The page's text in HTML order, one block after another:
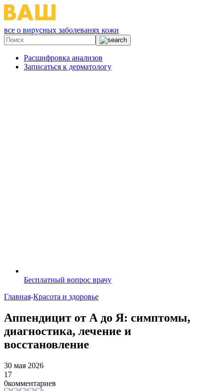
все о вирусных заболеванях кожи
Расшифровка анализов
Записаться к дерматологу
Бесплатный вопрос врачу
Главная-Красота и здоровье
Аппендицит от А до Я: симптомы,
диагностика, лечение и
восстановление
30 мая 2026
17
0комментариев